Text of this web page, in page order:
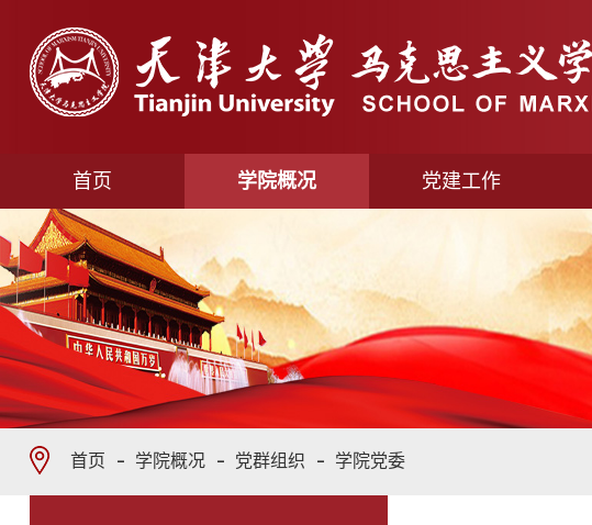
首页 学院概况 党建工作
首页 学院概况 党群组织 学院党委